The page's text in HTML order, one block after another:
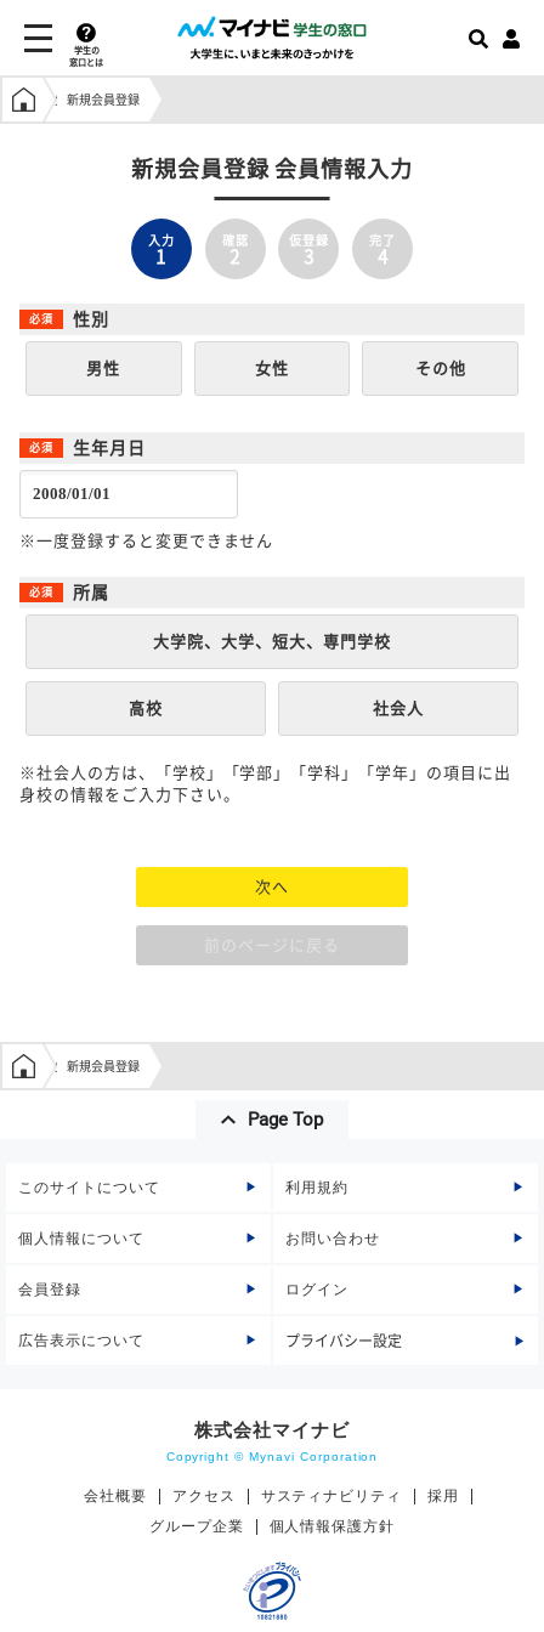
学生の
窓口とは
学生の窓口トップ
新規会員登録
新規会員登録 会員情報入力
入力
1
確認
2
仮登録
3
完了
4
性別
男性 女性 その他
生年月日
※一度登録すると変更できません
所属
大学院、大学、短大、専門学校
高校 社会人
※社会人の方は、「学校」「学部」「学科」「学年」の項目に出
身校の情報をご入力下さい。
次へ
前のページに戻る
学生の窓口トップ
新規会員登録
Page Top
このサイトについて 利用規約
個人情報について お問い合わせ
会員登録 ログイン
広告表示について プライバシー設定
株式会社マイナビ
Copyright © Mynavi Corporation
会社概要 アクセス サスティナビリティ
採用
グループ企業
個人情報保護方針